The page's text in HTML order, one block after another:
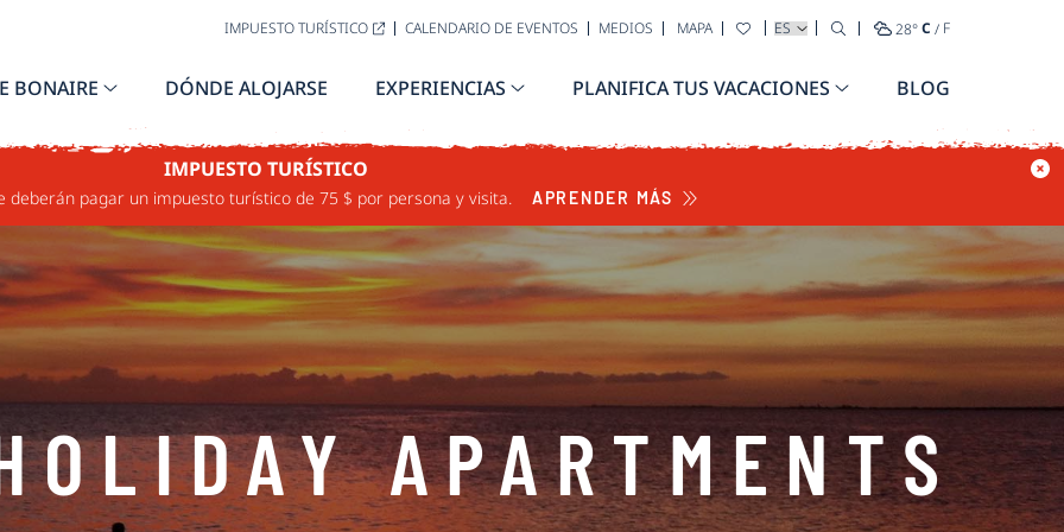
IMPUESTO TURÍSTICO CALENDARIO DE EVENTOS MEDIOS MAPA SELECCIONA TU IDIOMA
28°C / F
BONAIRE DÓNDE ALOJARSE EXPERIENCIAS PLANIFICA TUS VACACIONES BLOG
IMPUESTO TURÍSTICO
deberán pagar un impuesto turístico de 75 $ por persona y visita. APRENDER MÁS
APARTMENTS